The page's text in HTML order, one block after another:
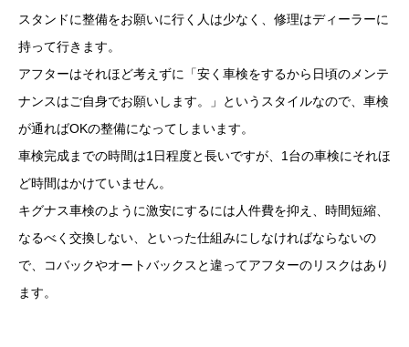
スタンドに整備をお願いに行く人は少なく、修理はディーラーに
持って行きます。
アフターはそれほど考えずに「安く車検をするから日頃のメンテ
ナンスはご自身でお願いします。」というスタイルなので、車検
が通ればOKの整備になってしまいます。
車検完成までの時間は1日程度と長いですが、1台の車検にそれほ
ど時間はかけていません。
キグナス車検のように激安にするには人件費を抑え、時間短縮、
なるべく交換しない、といった仕組みにしなければならないの
で、コバックやオートバックスと違ってアフターのリスクはあり
ます。